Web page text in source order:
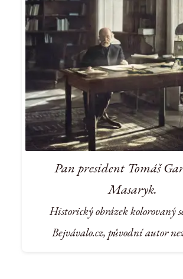
Pan president Tomáš
Masaryk.
Historický obrázek kolorovaný
Bejvávalo.cz, původní autor